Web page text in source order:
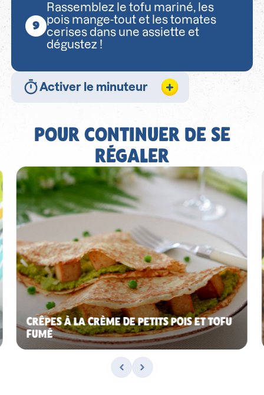
Rassemblez le tofu mariné, les
pois mange-tout et les tomates
cerises dans une assiette et
dégustez !
Activer le minuteur
POUR CONTINUER DE SE
RÉGALER
CRÊPES À LA CRÈME DE PETITS POIS ET TOFU
FUMÉ